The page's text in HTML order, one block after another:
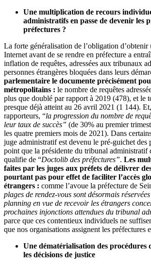
Une multiplication de recours
administratifs en passe de devenir les
préfectures ?
La forte généralisation de l’obligation d’obtenir
Internet avant de se rendre en préfecture a
inflation de requêtes, adressées aux tribunaux
personnes étrangères bloquées dans leurs
parlementaire le documente précisément
métropolitains : le nombre de requêtes
plus que doublé par rapport à 2019 (478), et le
presque déjà atteint au 26 avril 2021 (1 144).
rapporteurs, “la progression du nombre de
leur taux de succès” (de 30% au premier
les quatre premiers mois de 2021). Dans
juge administratif est devenu le pré-guichet des
point que la présidente du tribunal administratif
qualifie de “Doctolib des préfectures”. Les
faites par les juges aux préfets de délivrer
pourtant pas pour effet de faciliter l’accès
étrangers : comme l’avoue la préfecture de
plages de rendez-vous sont désormais
planning en vue de recevoir les étrangers
prochaines injonctions attendues du tribunal
parce que ces contentieux individuels ne
que nos organisations assignent les préfectures
Une dématérialisation des procédures
les décisions de justice